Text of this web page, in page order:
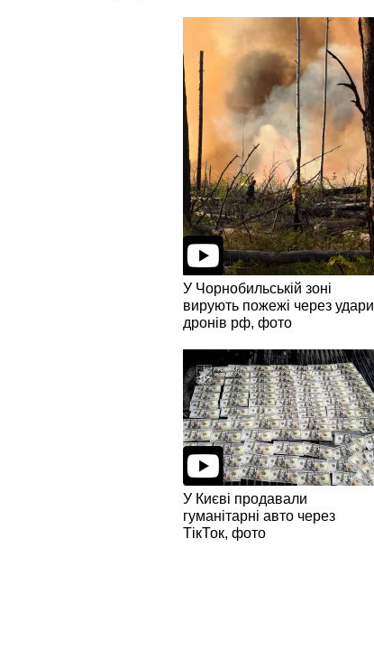
У Чорнобильській зоні
вирують пожежі через удари
дронів рф, фото
У Києві продавали
гуманітарні авто через
ТікТок, фото